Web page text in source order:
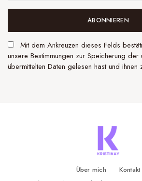
ABONNIEREN
Mit dem Ankreuzen dieses Felds
unsere Bestimmungen zur Speicherung
übermittelten Daten gelesen hast und ihnen
Über mich
Kontakt